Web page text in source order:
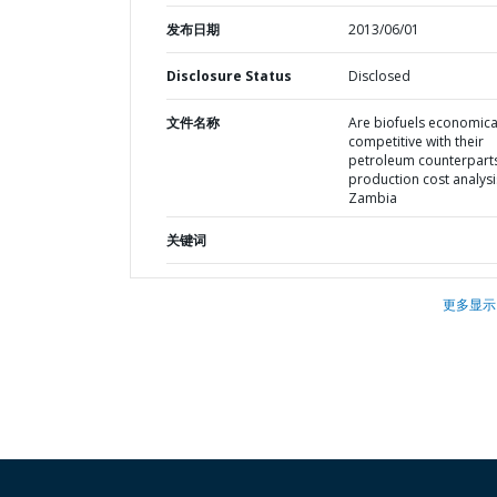
发布日期 2013/06/01
Disclosure Status Disclosed
文件名称
Are biofuels
competitive with their
petroleum
production cost
Zambia
关键词
更多显示